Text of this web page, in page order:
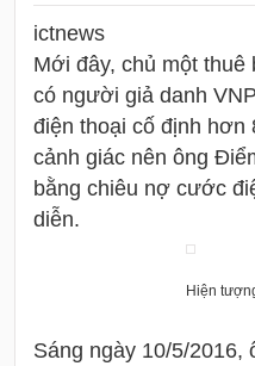
ictnews
Mới đây, chủ một
có người giả danh
điện thoại cố định hơn
cảnh giác nên ông
bằng chiêu nợ cước
diễn.
Hiện
Sáng ngày 10/5/